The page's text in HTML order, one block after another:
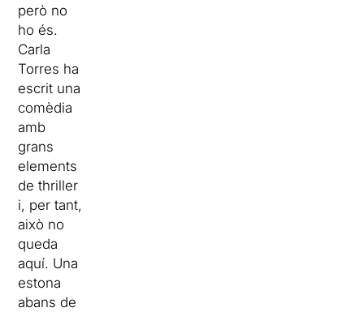
però no
ho és.
Carla
Torres ha
escrit una
comèdia
amb
grans
elements
de thriller
i, per tant,
això no
queda
aquí. Una
estona
abans de